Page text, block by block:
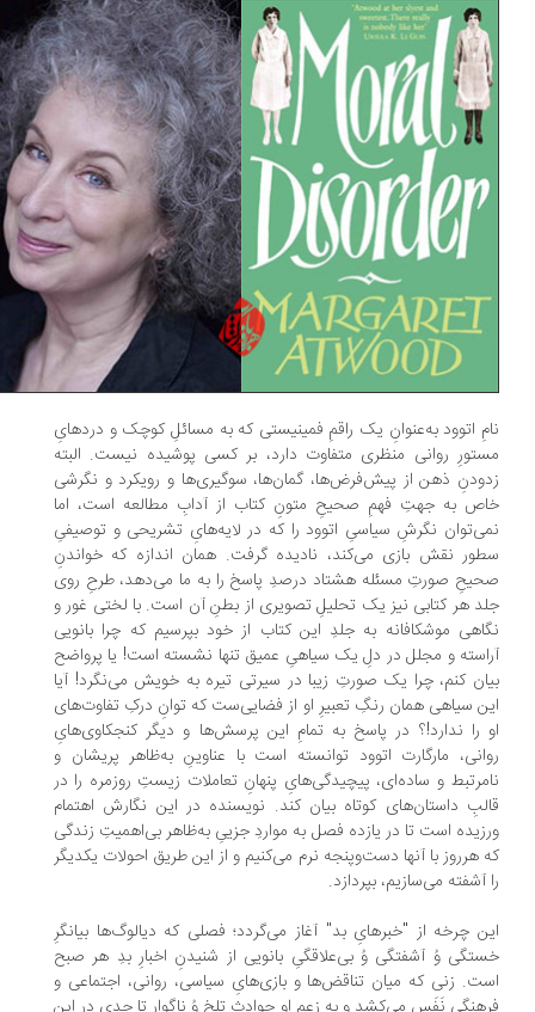
اتوود به‌عنوانِ یک راقمِ فمینیستی که به مسائلِ کوچک و دردهایِ
روانی منظری متفاوت دارد، بر کسی پوشیده نیست. البته
ذهن از پیش‌فرض‌ها، گمان‌ها، سوگیری‌ها و رویکرد و نگرشی
به جهتِ فهمِ صحیحِ متونِ کتاب از آدابِ مطالعه است، اما
نگرشِ سیاسیِ اتوود را که در لایه‌هایِ تشریحی و توصیفیِ
نقش بازی می‌کند، نادیده گرفت. همان اندازه که خواندنِ
صورتِ مسئله هشتاد درصدِ پاسخ را به ما می‌دهد، طرحِ روی
هر کتابی نیز یک تحلیلِ تصویری از بطنِ آن است. با لختی غور و
موشکافانه به جلدِ این کتاب از خود بپرسیم که چرا بانویی
و مجلل در دلِ یک سیاهیِ عمیق تنها نشسته است! یا پرواضح
کنم، چرا یک صورتِ زیبا در سیرتی تیره به خویش می‌نگرد! آیا
سیاهی همان رنگِ تعبیرِ او از فضایی‌ست که توانِ درکِ تفاوت‌های
را ندارد!؟ در پاسخ به تمامِ این پرسش‌ها و دیگر کنجکاوی‌هایِ
مارگارت اتوود توانسته است با عناوینِ به‌ظاهر پریشان و
و ساده‌ای، پیچیدگی‌هایِ پنهانِ تعاملات زیستِ روزمره را در
داستان‌های کوتاه بیان کند. نویسنده در این نگارش اهتمام
است تا در یازده فصل به مواردِ جزییِ به‌ظاهر بی‌اهمیتِ زندگی
هرروز با آنها دست‌وپنجه نرم می‌کنیم و از این طریق احولات یکدیگر
آشفته می‌سازیم، بپردازد.
چرخه از "خبرهایِ بد" آغاز می‌‌گردد؛ فصلی که دیالوگ‌ها بیانگرِ
وُ آشفتگی وُ بی‌علاقگیِ بانویی از شنیدنِ اخبارِ بدِ هر صبح
زنی که میان تناقض‌ها و بازی‌هایِ سیاسی، روانی، اجتماعی و